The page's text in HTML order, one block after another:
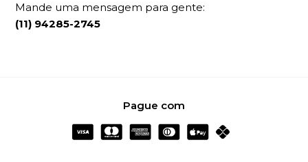
Mande uma mensagem para gente:
(11) 94285-2745
Pague com